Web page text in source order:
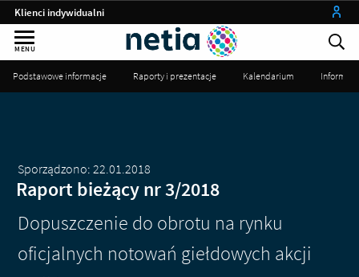
Klienci indywidualni
Małe firmy
Instytucje publiczne
MENU
Podstawowe informacje Raporty i prezentacje Kalendarium
Sporządzono: 22.01.2018
Raport bieżący nr 3/2018
Dopuszczenie do obrotu na rynku
oficjalnych notowań giełdowych akcji